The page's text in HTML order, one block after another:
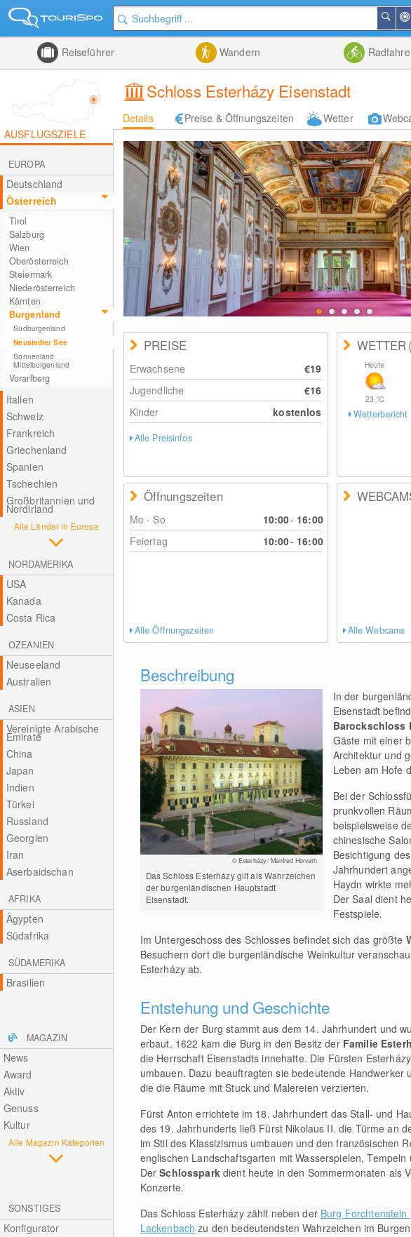
Reiseführer Wandern
Schloss Esterházy Eisenstadt
Details Preise & Öffnungszeiten Wetter
AUSFLUGSZIELE
EUROPA
Deutschland
Österreich
Tirol
Salzburg
Wien
Oberösterreich
Steiermark
Niederösterreich
Kärnten
Burgenland
Südburgenland
Neusiedler See
Sonnenland
Mittelburgenland
Vorarlberg
Italien
Schweiz
Frankreich
Griechenland
Spanien
Tschechien
Großbritannien und
Nordirland
Alle Länder in Europa
NORDAMERIKA
USA
Kanada
Costa Rica
OZEANIEN
Neuseeland
Australien
ASIEN
Vereinigte Arabische
Emirate
China
Japan
Indien
Türkei
Russland
Georgien
Iran
Aserbaidschan
AFRIKA
Ägypten
Südafrika
SÜDAMERIKA
Brasilien
MAGAZIN
News
Award
Aktiv
Genuss
Kultur
Alle Magazin Kategorien
SONSTIGES
Konfigurator
PREISE
Erwachsene
€19
Jugendliche
€16
Kinder
kostenlos
Alle Preisinfos
Öffnungszeiten
Mo - So 10:00- 16:00
Feiertag
10:00- 16:00
Alle Öffnungszeiten
WETTER
Heute
23°C
Wetterbericht
Alle Webcams
Beschreibung
© Esterházy / Manfred Horvath
Das Schloss Esterházy gilt als Wahrzeichen
der burgenländischen Hauptstadt
Eisenstadt.
In der
Eisenstadt
Barockschloss
Gäste mit einer
Architektur und
Leben am Hofe
Bei der
prunkvollen
beispielsweise
chinesische
Besichtigung des
Jahrhundert
Haydn wirkte
Der Saal dient
Festspiele.
Im Untergeschoss des Schlosses befindet sich das größte
Besuchern dort die burgenländische Weinkultur
Esterházy ab.
Entstehung und Geschichte
Der Kern der Burg stammt aus dem 14. Jahrhundert und
erbaut. 1622 kam die Burg in den Besitz der Familie
die Herrschaft Eisenstadts innehatte. Die Fürsten
umbauen. Dazu beauftragten sie bedeutende Handwerker
die die Räume mit Stuck und Malereien verzierten.
Fürst Anton errichtete im 18. Jahrhundert das Stall- und
des 19. Jahrhunderts ließ Fürst Nikolaus II. die Türme an
im Stil des Klassizismus umbauen und den französischen
englischen Landschaftsgarten mit Wasserspielen,
DerSchlossparkdient heute in den Sommermonaten als
Konzerte.
Das Schloss Esterházy zählt neben der Burg Forchtenstein
Lackenbach zu den bedeutendsten Wahrzeichen im